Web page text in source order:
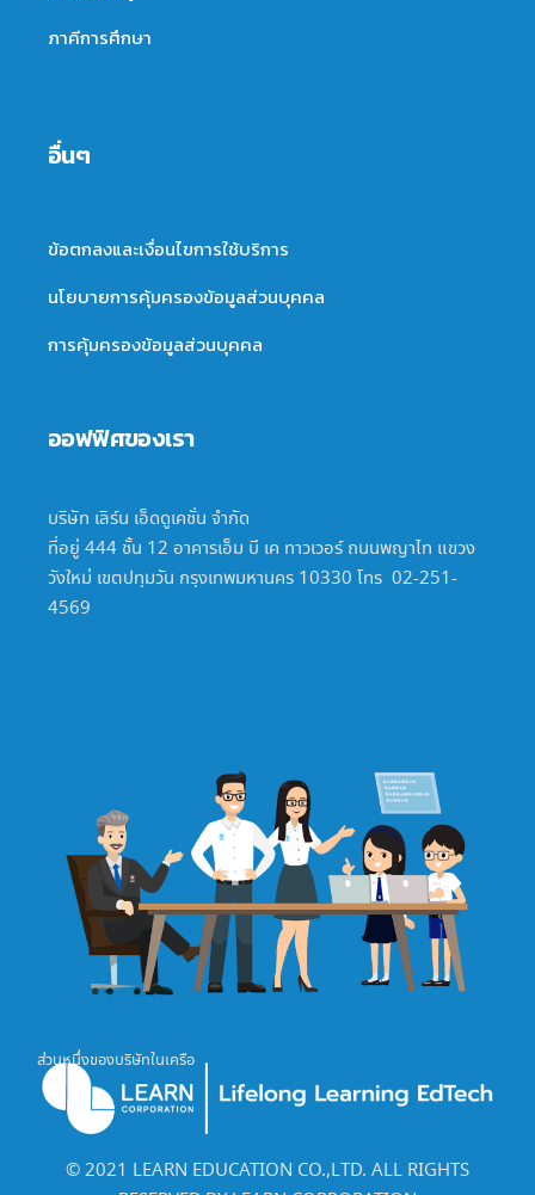
ภาคีการศึกษา
อื่นๆ
ข้อตกลงและเงื่อนไขการใช้บริการ
นโยบายการคุ้มครองข้อมูลส่วนบุคคล
การคุ้มครองข้อมูลส่วนบุคคล
ออฟฟิศของเรา
บริษัท เลิร์น เอ็ดดูเคชั่น จำกัด
ที่อยู่ 444 ชั้น 12 อาคารเอ็ม บี เค ทาวเวอร์ ถนนพญาไท แขวง
วังใหม่ เขตปทุมวัน กรุงเทพมหานคร 10330 โทร 02-251-
4569
ส่วนหนึ่งของบริษัทในเครือ
©️ 2021 LEARN EDUCATION CO.,LTD. ALL RIGHTS